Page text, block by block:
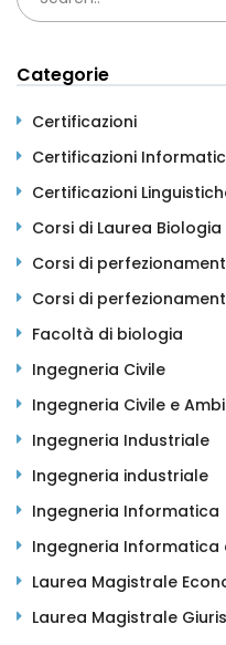
Categorie
Certificazioni
Certificazioni
Certificazioni
Corsi di Laurea Biologia
Corsi di
Corsi di
Facoltà di biologia
Ingegneria Civile
Ingegneria Civile e
Ingegneria Industriale
Ingegneria industriale
Ingegneria Informatica
Ingegneria Informatica
Laurea Magistrale
Laurea Magistrale